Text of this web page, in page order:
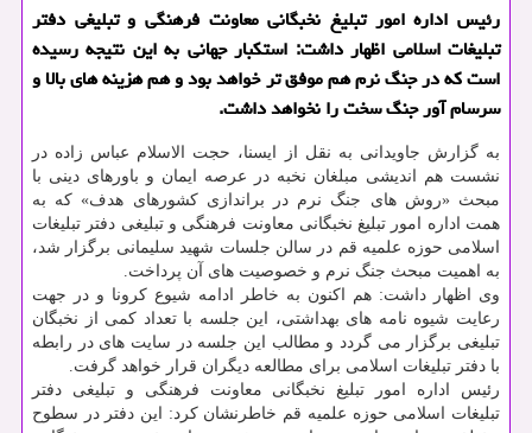
رئیس اداره امور تبلیغ نخبگانی معاونت فرهنگی و تبلیغی دفتر
تبلیغات اسلامی اظهار داشت: استكبار جهانی به این نتیجه رسیده
است كه در جنگ نرم هم موفق تر خواهد بود و هم هزینه های بالا و
سرسام آور جنگ سخت را نخواهد داشت.
به گزارش جاویدانی به نقل از ایسنا، حجت الاسلام عباس زاده در
نشست هم اندیشی مبلغان نخبه در عرصه ایمان و باورهای دینی با
مبحث «روش های جنگ نرم در براندازی کشورهای هدف» که به
همت اداره امور تبلیغ نخبگانی معاونت فرهنگی و تبلیغی دفتر تبلیغات
اسلامی حوزه علمیه قم در سالن جلسات شهید سلیمانی برگزار شد،
به اهمیت مبحث جنگ نرم و خصوصیت های آن پرداخت.
وی اظهار داشت: هم اکنون به خاطر ادامه شیوع کرونا و در جهت
رعایت شیوه نامه های بهداشتی، این جلسه با تعداد کمی از نخبگان
تبلیغی برگزار می گردد و مطالب این جلسه در سایت های در رابطه
با دفتر تبلیغات اسلامی برای مطالعه دیگران قرار خواهد گرفت.
رئیس اداره امور تبلیغ نخبگانی معاونت فرهنگی و تبلیغی دفتر
تبلیغات اسلامی حوزه علمیه قم خاطرنشان کرد: این دفتر در سطوح